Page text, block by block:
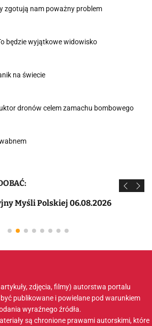
zgotują nam poważny problem
będzie wyjątkowe widowisko
na świecie
dronów celem zamachu bombowego
Myśli Polskiej 06.08.2026
zdjęcia, filmy) autorstwa portalu
publikowane i powielane pod warunkiem
wyraźnego źródła.
są chronione prawami autorskimi, które